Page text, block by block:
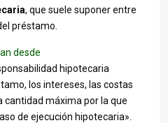
, que suele suponer entre
préstamo.
desde
hipotecaria
los intereses, las costas
cantidad máxima por la que
de ejecución hipotecaria».